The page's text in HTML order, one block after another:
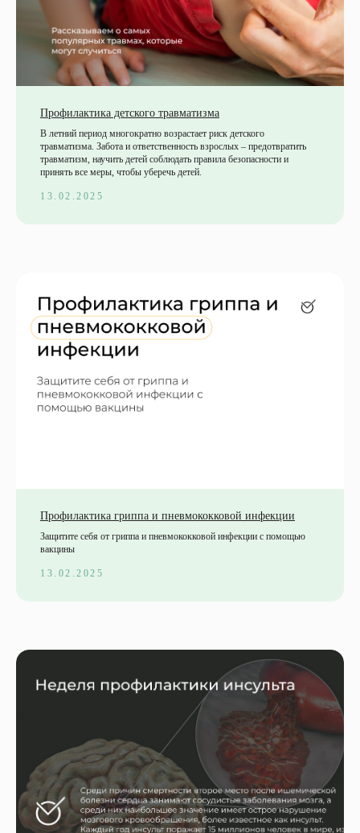
Профилактика детского травматизма
В летний период многократно возрастает риск детского
травматизма. Забота и ответственность взрослых – предотвратить
травматизм, научить детей соблюдать правила безопасности и
принять все меры, чтобы уберечь детей.
13.02.2025
Профилактика гриппа и пневмококковой инфекции
Защитите себя от гриппа и пневмококковой инфекции с помощью
вакцины
13.02.2025